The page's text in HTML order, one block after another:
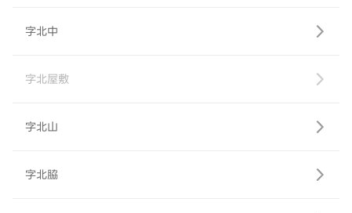
字北中
字北屋敷
字北山
字北脇